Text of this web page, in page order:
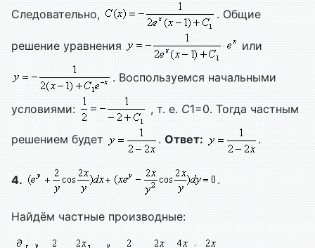
Следовательно, . Общие
решение уравнения или
. Воспользуемся начальными
условиями: , т. е. C1=0. Тогда частным
решением будет . Ответ: .
4. .
Найдём частные производные: